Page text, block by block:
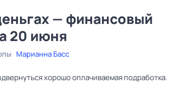
— финансовый
20 июня
Марианна Басс
хорошо оплачиваемая подработка.